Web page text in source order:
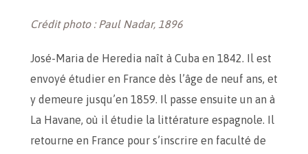
Crédit photo : Paul Nadar, 1896
José-Maria de Heredia naît à Cuba en 1842. Il est
envoyé étudier en France dès l’âge de neuf ans, et
y demeure jusqu’en 1859. Il passe ensuite un an à
La Havane, où il étudie la littérature espagnole. Il
retourne en France pour s’inscrire en faculté de